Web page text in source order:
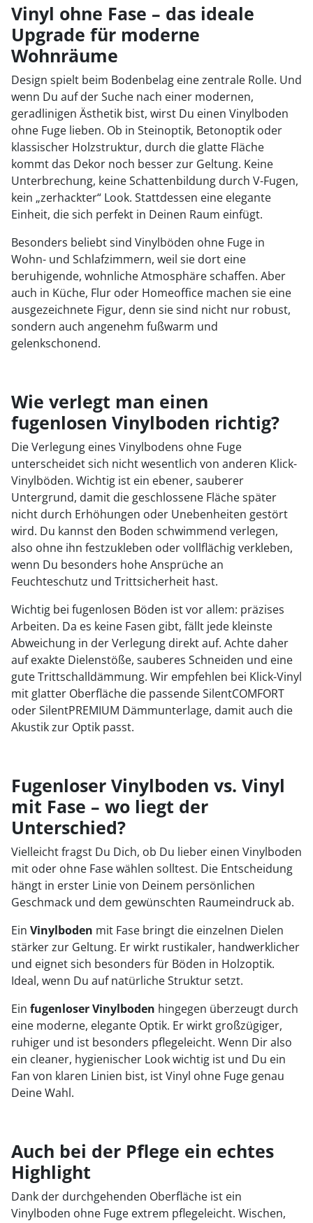
Vinyl ohne Fase – das ideale
Upgrade für moderne
Wohnräume
Design spielt beim Bodenbelag eine zentrale Rolle. Und
wenn Du auf der Suche nach einer modernen,
geradlinigen Ästhetik bist, wirst Du einen Vinylboden
ohne Fuge lieben. Ob in Steinoptik, Betonoptik oder
klassischer Holzstruktur, durch die glatte Fläche
kommt das Dekor noch besser zur Geltung. Keine
Unterbrechung, keine Schattenbildung durch V-Fugen,
kein „zerhackter“ Look. Stattdessen eine elegante
Einheit, die sich perfekt in Deinen Raum einfügt.
Besonders beliebt sind Vinylböden ohne Fuge in
Wohn- und Schlafzimmern, weil sie dort eine
beruhigende, wohnliche Atmosphäre schaffen. Aber
auch in Küche, Flur oder Homeoffice machen sie eine
ausgezeichnete Figur, denn sie sind nicht nur robust,
sondern auch angenehm fußwarm und
gelenkschonend.
Wie verlegt man einen
fugenlosen Vinylboden richtig?
Die Verlegung eines Vinylbodens ohne Fuge
unterscheidet sich nicht wesentlich von anderen Klick-
Vinylböden. Wichtig ist ein ebener, sauberer
Untergrund, damit die geschlossene Fläche später
nicht durch Erhöhungen oder Unebenheiten gestört
wird. Du kannst den Boden schwimmend verlegen,
also ohne ihn festzukleben oder vollflächig verkleben,
wenn Du besonders hohe Ansprüche an
Feuchteschutz und Trittsicherheit hast.
Wichtig bei fugenlosen Böden ist vor allem: präzises
Arbeiten. Da es keine Fasen gibt, fällt jede kleinste
Abweichung in der Verlegung direkt auf. Achte daher
auf exakte Dielenstöße, sauberes Schneiden und eine
gute Trittschalldämmung. Wir empfehlen bei Klick-Vinyl
mit glatter Oberfläche die passende SilentCOMFORT
oder SilentPREMIUM Dämmunterlage, damit auch die
Akustik zur Optik passt.
Fugenloser Vinylboden vs. Vinyl
mit Fase – wo liegt der
Unterschied?
Vielleicht fragst Du Dich, ob Du lieber einen Vinylboden
mit oder ohne Fase wählen solltest. Die Entscheidung
hängt in erster Linie von Deinem persönlichen
Geschmack und dem gewünschten Raumeindruck ab.
Ein Vinylboden mit Fase bringt die einzelnen Dielen
stärker zur Geltung. Er wirkt rustikaler, handwerklicher
und eignet sich besonders für Böden in Holzoptik.
Ideal, wenn Du auf natürliche Struktur setzt.
Ein fugenloser Vinylboden hingegen überzeugt durch
eine moderne, elegante Optik. Er wirkt großzügiger,
ruhiger und ist besonders pflegeleicht. Wenn Dir also
ein cleaner, hygienischer Look wichtig ist und Du ein
Fan von klaren Linien bist, ist Vinyl ohne Fuge genau
Deine Wahl.
Auch bei der Pflege ein echtes
Highlight
Dank der durchgehenden Oberfläche ist ein
Vinylboden ohne Fuge extrem pflegeleicht. Wischen,